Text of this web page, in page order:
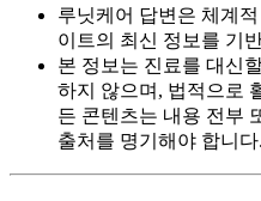
루닛케어 답변은 체계
이트의 최신 정보를 기
본 정보는 진료를 대신
하지 않으며, 법적으로
든 콘텐츠는 내용 전부
출처를 명기해야 합니다.